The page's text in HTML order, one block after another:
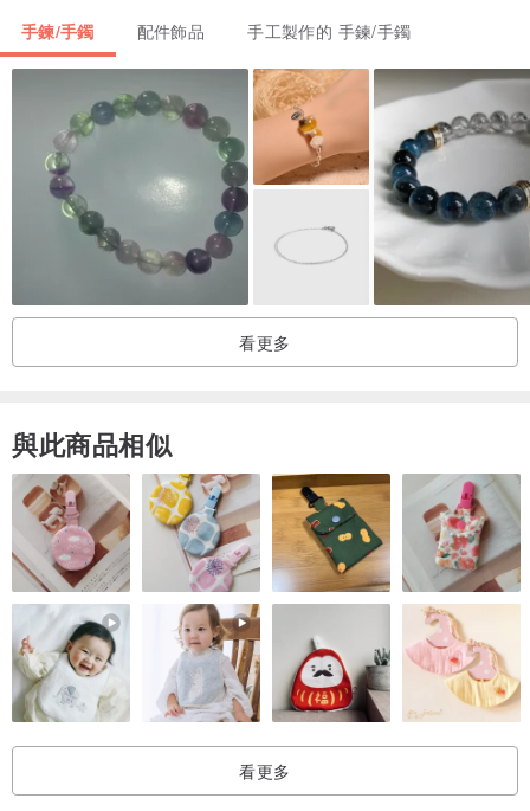
1.情感療癒：有助於釋放壓力和焦慮，增進愛與同情心。
2.促進人際關係：提升人際間的和諧與理解。
3.增強自信：幫助佩戴者增強自我價值感。
三.淨化方式
1.水洗：用清水沖洗，然後用乾布擦乾。
2.月光淨化：將水晶放在月光下過夜，吸收月光的能量。
四.適合佩戴的人群
翠綠幽水晶
一.產地
1.巴西
2.馬達加斯加
3.印度
二. 功效
1.平衡情緒：有助於緩解焦慮和壓力，促進內心平靜。
2.吸引財富：被認為能夠吸引財富和繁榮。
手鍊/手鐲 配件飾品 手工製作的 手鍊/手鐲
看更多
與此商品相似
看更多